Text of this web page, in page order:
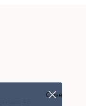
46
Close